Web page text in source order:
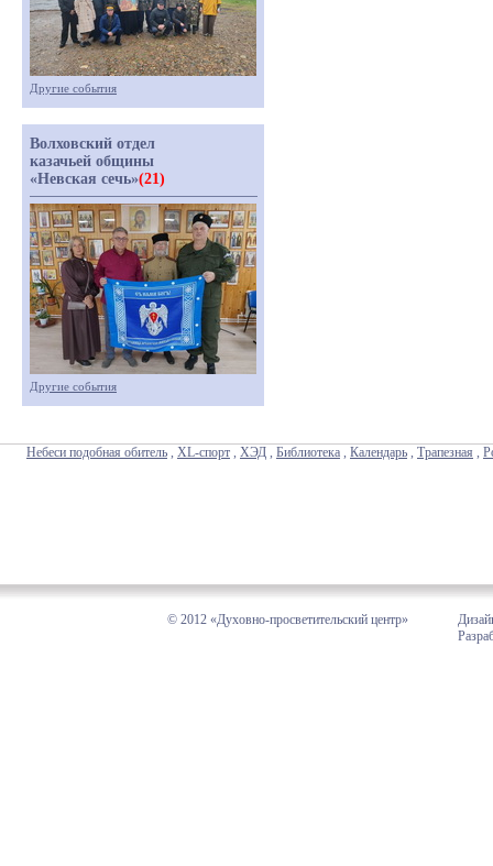
Другие события
Волховский отдел
казачьей общины
«Невская сечь»(21)
Другие события
Небеси подобная обитель , XL-спорт , ХЭД , Библиотека , Календарь , Трапезная ,
© 2012 «Духовно-просветительский центр»